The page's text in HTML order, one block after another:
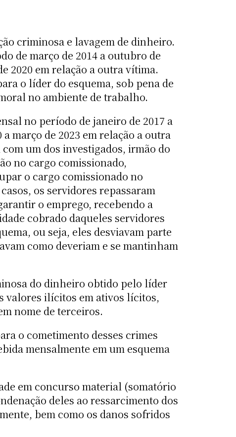
criminosa e lavagem de dinheiro.
de março de 2014 a outubro de
2020 em relação a outra vítima.
o líder do esquema, sob pena de
no ambiente de trabalho.
no período de janeiro de 2017 a
março de 2023 em relação a outra
um dos investigados, irmão do
no cargo comissionado,
o cargo comissionado no
os servidores repassaram
o emprego, recebendo a
cobrado daqueles servidores
ou seja, eles desviavam parte
como deveriam e se mantinham
do dinheiro obtido pelo líder
valores ilícitos em ativos lícitos,
nome de terceiros.
o cometimento desses crimes
mensalmente em um esquema
em concurso material (somatório
deles ao ressarcimento dos
bem como os danos sofridos